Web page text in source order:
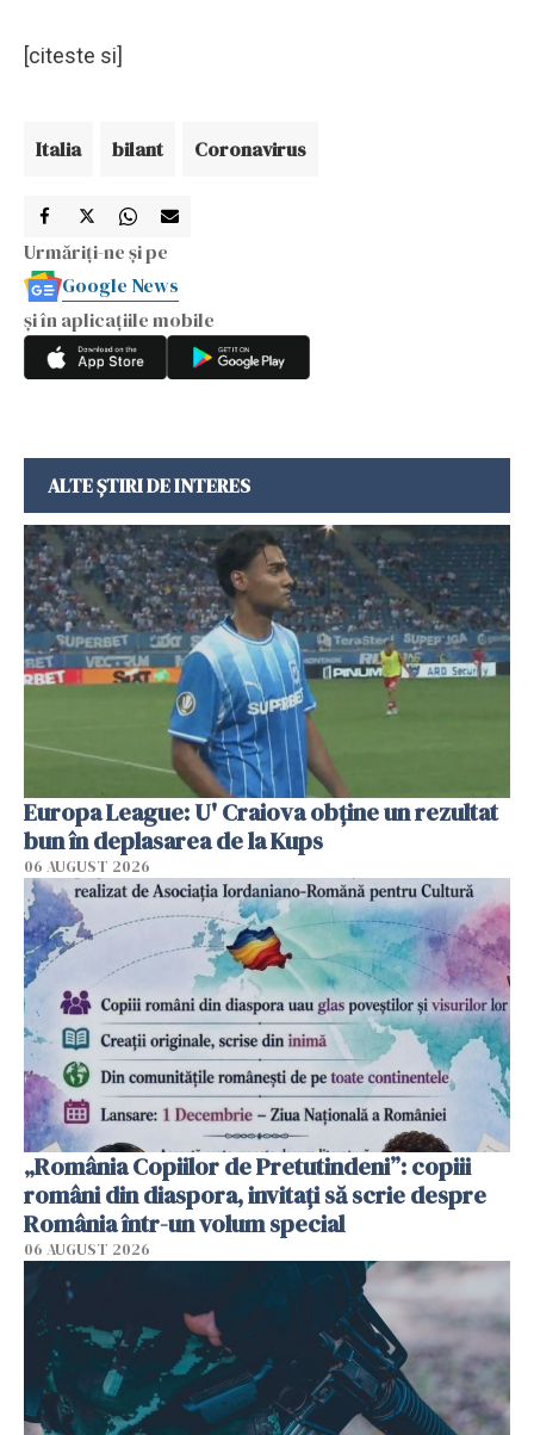
[citeste si]
Italia bilant Coronavirus
Urmăriți-ne și pe
Google News
și în aplicațiile mobile
ALTE ȘTIRI DE INTERES
Europa League: U' Craiova obține un rezultat
bun în deplasarea de la Kups
06 AUGUST 2026
„România Copiilor de Pretutindeni”: copiii
români din diaspora, invitați să scrie despre
România într-un volum special
06 AUGUST 2026